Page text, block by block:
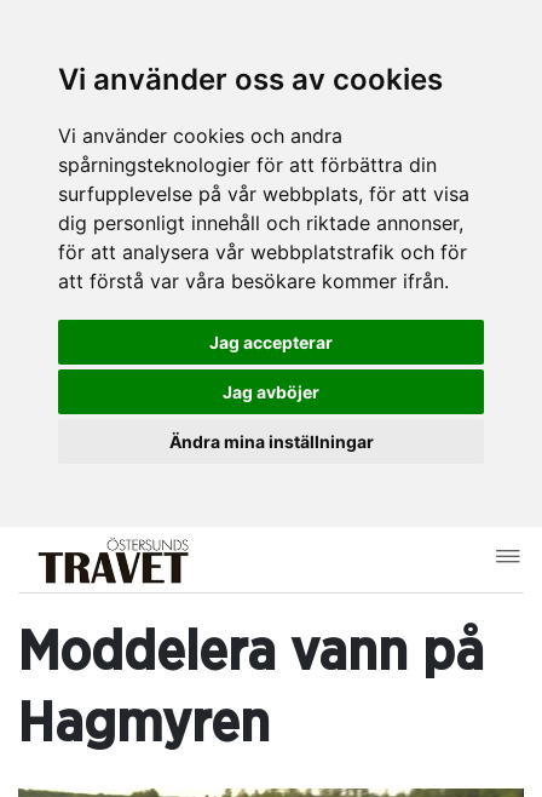
Vi använder oss av cookies
Vi använder cookies och andra
spårningsteknologier för att förbättra din
surfupplevelse på vår webbplats, för att visa
dig personligt innehåll och riktade annonser,
för att analysera vår webbplatstrafik och för
att förstå var våra besökare kommer ifrån.
Jag accepterar
Jag avböjer
Ändra mina inställningar
Moddelera vann på
Hagmyren